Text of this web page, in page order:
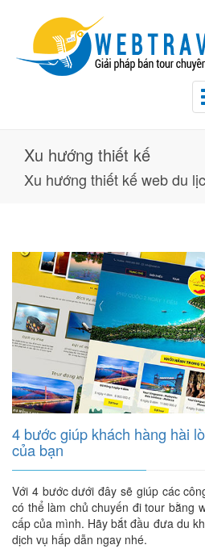
Xu hướng thiết kế
Xu hướng thiết kế web du
4 bước giúp khách hàng hài
của bạn
Với 4 bước dưới đây sẽ giúp các
có thể làm chủ chuyến đi tour bằng
cấp của mình. Hãy bắt đầu đưa du
dịch vụ hấp dẫn ngay nhé.